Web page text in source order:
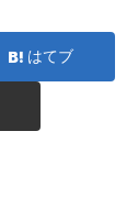
はてブ